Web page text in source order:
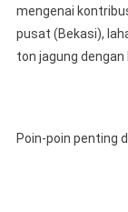
mengenai
pusat (Bekasi),
ton jagung dengan
Poin-poin penting